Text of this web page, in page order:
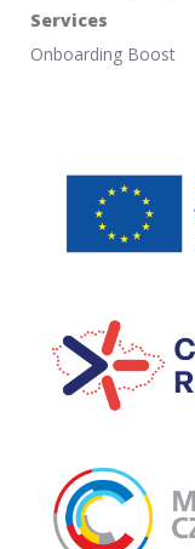
Services
Onboarding Boost